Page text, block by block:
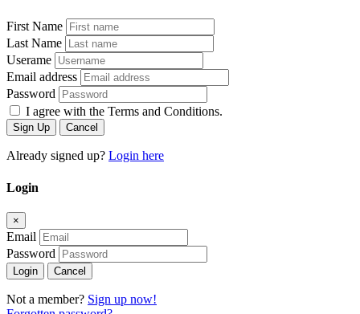
First Name
Last Name
Userame
Email address
Password
I agree with the Terms and Conditions.
Sign Up Cancel
Already signed up? Login here
Login
×
Email
Password
Login Cancel
Not a member? Sign up now!